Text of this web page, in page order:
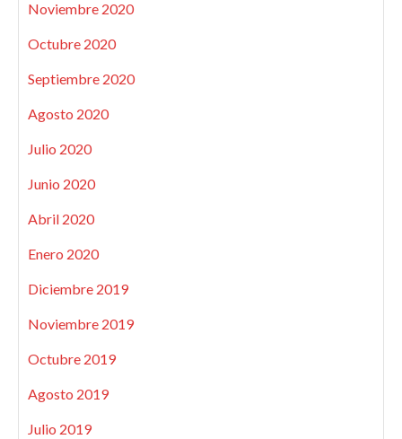
Noviembre 2020
Octubre 2020
Septiembre 2020
Agosto 2020
Julio 2020
Junio 2020
Abril 2020
Enero 2020
Diciembre 2019
Noviembre 2019
Octubre 2019
Agosto 2019
Julio 2019